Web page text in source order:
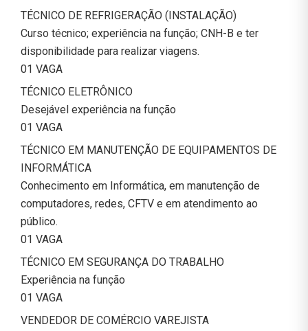
TÉCNICO DE REFRIGERAÇÃO (INSTALAÇÃO)
Curso técnico; experiência na função; CNH-B e ter
disponibilidade para realizar viagens.
01 VAGA
TÉCNICO ELETRÔNICO
Desejável experiência na função
01 VAGA
TÉCNICO EM MANUTENÇÃO DE EQUIPAMENTOS DE
INFORMÁTICA
Conhecimento em Informática, em manutenção de
computadores, redes, CFTV e em atendimento ao
público.
01 VAGA
TÉCNICO EM SEGURANÇA DO TRABALHO
Experiência na função
01 VAGA
VENDEDOR DE COMÉRCIO VAREJISTA